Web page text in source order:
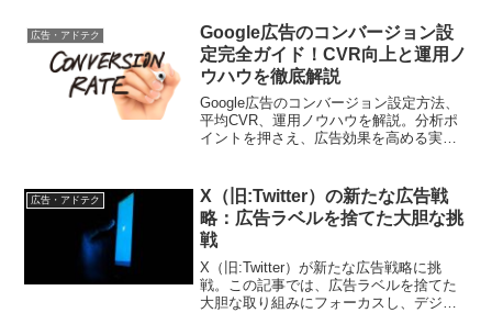
広告・アドテク
Google広告のコンバージョン設
定完全ガイド！CVR向上と運用ノ
ウハウを徹底解説
Google広告のコンバージョン設定方法、
平均CVR、運用ノウハウを解説。分析ポ
イントを押さえ、広告効果を高める実践
広告・アドテク
X（旧:Twitter）の新たな広告戦
略：広告ラベルを捨てた大胆な挑
戦
X（旧:Twitter）が新たな広告戦略に挑
戦。この記事では、広告ラベルを捨てた
大胆な取り組みにフォーカスし、デジタ